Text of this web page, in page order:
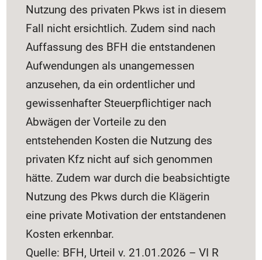
Nutzung des privaten Pkws ist in diesem
Fall nicht ersichtlich. Zudem sind nach
Auffassung des BFH die entstandenen
Aufwendungen als unangemessen
anzusehen, da ein ordentlicher und
gewissenhafter Steuerpflichtiger nach
Abwägen der Vorteile zu den
entstehenden Kosten die Nutzung des
privaten Kfz nicht auf sich genommen
hätte. Zudem war durch die beabsichtigte
Nutzung des Pkws durch die Klägerin
eine private Motivation der entstandenen
Kosten erkennbar.
Quelle: BFH, Urteil v. 21.01.2026 – VI R